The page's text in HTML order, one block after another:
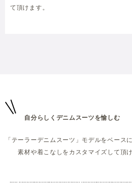
て頂けます。
自分らしくデニムスーツを愉しむ
「テーラーデニムスーツ」モデルをベースに
素材や着こなしをカスタマイズして頂